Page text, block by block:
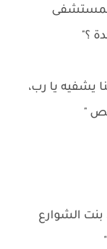
؟"
يشفيه يا رب،
"
بنت الشوارع